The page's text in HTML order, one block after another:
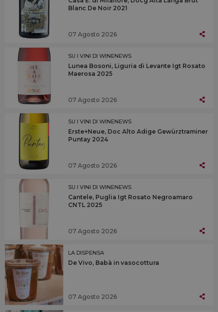
Blanc De Noir 2021
07 Agosto 2026
SU I VINI DI WINENEWS
Lunea Bosoni, Liguria di Levante Igt Rosato
Maerosa 2025
07 Agosto 2026
SU I VINI DI WINENEWS
Erste+Neue, Doc Alto Adige Gewürztraminer
Puntay 2024
07 Agosto 2026
SU I VINI DI WINENEWS
Cantele, Puglia Igt Rosato Negroamaro
CNTL 2025
07 Agosto 2026
LA DISPENSA
De Vivo, Babà in vasocottura
07 Agosto 2026